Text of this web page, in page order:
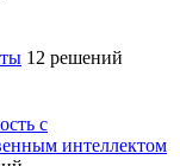
12 решений
с
интеллектом